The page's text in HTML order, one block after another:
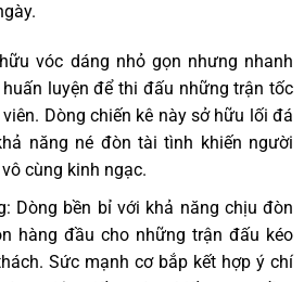
vóc dáng nhỏ gọn nhưng nhanh
luyện để thi đấu những trận tốc
Dòng chiến kê này sở hữu lối đá
năng né đòn tài tình khiến người
cùng kinh ngạc.
Dòng bền bỉ với khả năng chịu đòn
hàng đầu cho những trận đấu kéo
Sức mạnh cơ bắp kết hợp ý chí